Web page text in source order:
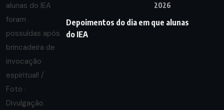
2026
Depoimentos do dia em que alunas
do IEA